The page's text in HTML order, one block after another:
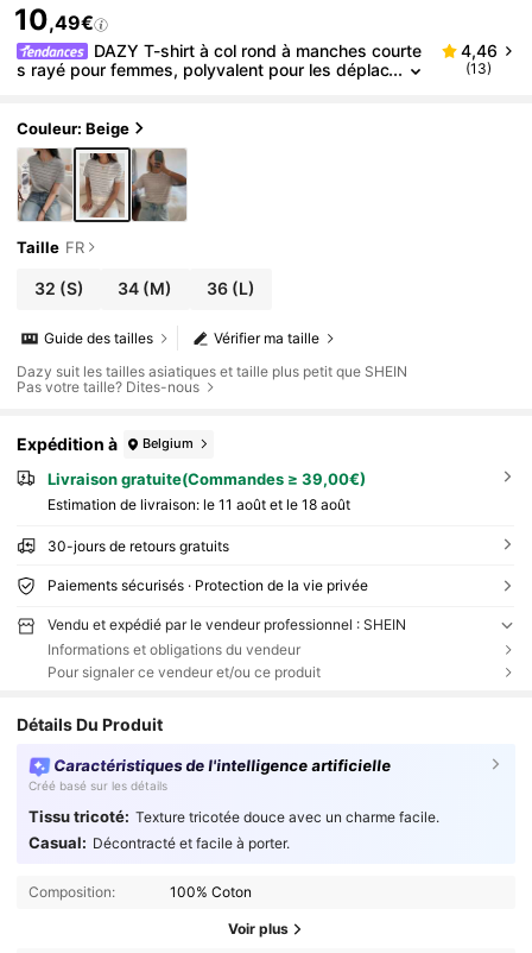
10,49€
DAZY T-shirt à col rond à manches courte
s rayé pour femmes, polyvalent pour les déplac
4,46
(13)
Couleur: Beige
Taille FR
32 (S) 34 (M) 36(L)
Vérifier ma taille
Guide des tailles
Dazy suit les tailles asiatiques et taille plus petit que SHEIN
Pas votre taille? Dites-nous
Expédition à Belgium
Livraison gratuite(Commandes ≥ 39,00€)
Estimation de livraison: le 11 août et le 18 août
30-jours de retours gratuits
Paiements sécurisés · Protection de la vie privée
Vendu et expédié par le vendeur professionnel : SHEIN
Informations et obligations du vendeur
Pour signaler ce vendeur et/ou ce produit
Détails Du Produit
Caractéristiques de l'intelligence artificielle
Créé basé sur les détails
Tissu tricoté: Texture tricotée douce avec un charme facile.
Casual: Décontracté et facile à porter.
Composition: 100% Coton
Voir plus